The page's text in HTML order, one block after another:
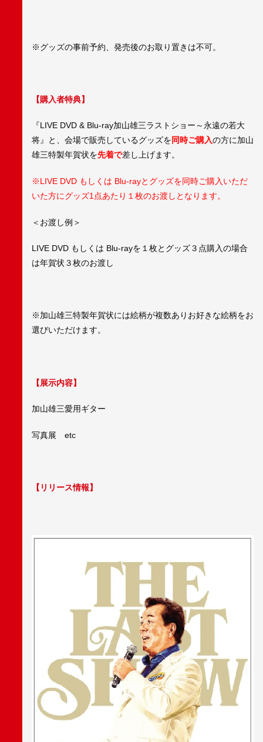
※グッズの事前予約、発売後のお取り置きは不可。
【購入者特典】
『LIVE DVD & Blu-ray加山雄三ラストショー～永遠の若大
将』と、会場で販売しているグッズを同時ご購入の方に加山
雄三特製年賀状を先着で差し上げます。
※LIVE DVD もしくは Blu-rayとグッズを同時ご購入いただ
いた方にグッズ1点あたり１枚のお渡しとなります。
＜お渡し例＞
LIVE DVD もしくは Blu-rayを１枚とグッズ３点購入の場合
は年賀状３枚のお渡し
※加山雄三特製年賀状には絵柄が複数ありお好きな絵柄をお
選びいただけます。
【展示内容】
加山雄三愛用ギター
写真展 etc
【リリース情報】